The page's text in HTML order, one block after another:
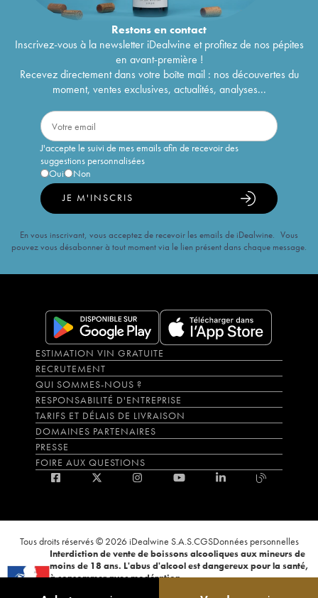
Restons encontact
Inscrivez-vous à la newsletter iDealwine et profitez de nos pépites
en avant-première !
Recevez directement dans votre boîte mail : nos découvertes du
moment, ventes exclusives, actualités, analyses...
J'accepte le suivi de mes emails afin de recevoir des
suggestions personnalisées
Oui
Non
JE M'INSCRIS
En vous inscrivant, vous acceptez de recevoir les emails de iDealwine. Vous
pouvez vous désabonner à tout moment via le lien présent dans chaque message.
ESTIMATION VIN GRATUITE
RECRUTEMENT
QUI SOMMES-NOUS ?
RESPONSABILITÉ D'ENTREPRISE
TARIFS ET DÉLAIS DE LIVRAISON
DOMAINES PARTENAIRES
PRESSE
FOIRE AUX QUESTIONS
Tous droits réservés © 2026 iDealwine S.A.S.CGSDonnées personnelles
Interdiction de vente de boissons alcooliques aux mineurs de
moins de 18 ans. L'abus d'alcool est dangereux pour la santé,
à consommer avec modération.